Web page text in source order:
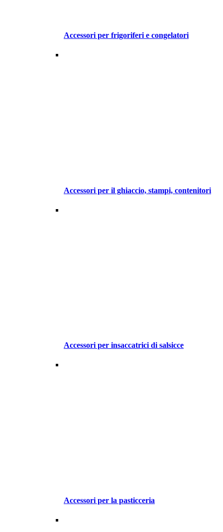
Accessori per frigoriferi e congelatori
Accessori per il ghiaccio, stampi, contenitori
Accessori per insaccatrici di salsicce
Accessori per la pasticceria